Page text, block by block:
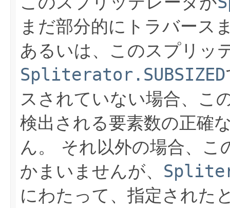
まだ部分的にトラバース
あるいは、このスプリッ
Spliterator.SUBSIZED
スされていない場合、こ
検出される要素数の正確
ん。
それ以外の場合、こ
かまいませんが、
にわたって、指定された